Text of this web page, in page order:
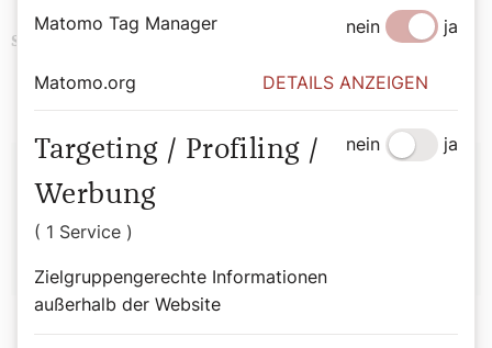
Schlagwörter Politik
Autor:
Matomo Tag Manager nein ja
Matomo.org DETAILS ANZEIGEN
Targeting / Profiling /
Werbung
( 1 Service )
Zielgruppengerechte Informationen
außerhalb der Website
nein ja